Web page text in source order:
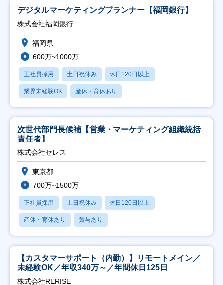
デジタルマーケティングプランナー【福岡銀行】
株式会社福岡銀行
福岡県
600万~1000万
正社員採用 土日祝休み 休日120日以上
業界未経験OK 産休・育休あり
次世代部門長候補【営業・マーケティング組織統括
責任者】
株式会社セレス
東京都
700万~1500万
正社員採用 土日祝休み 休日120日以上
産休・育休あり 賞与あり
【カスタマーサポート（内勤）】リモートメイン／
未経験OK／年収340万～／年間休日125日
株式会社RERISE